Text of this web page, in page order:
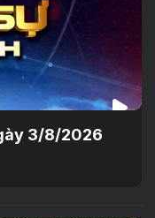
3/8/2026